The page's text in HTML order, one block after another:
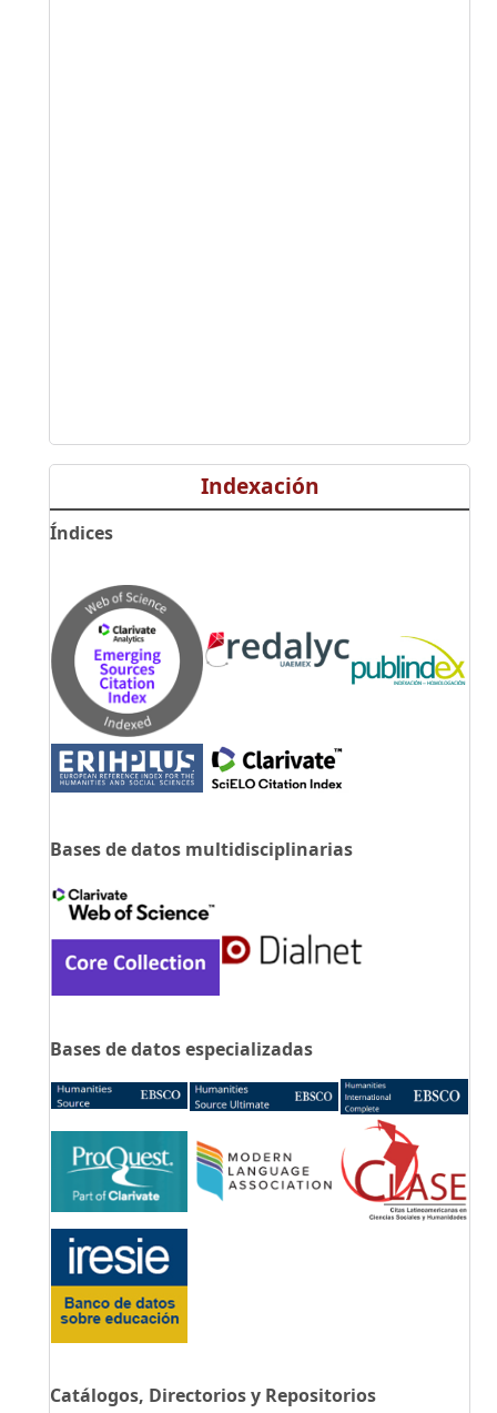
Indexación
Índices
Bases de datos multidisciplinarias
Bases de datos especializadas
Catálogos, Directorios y Repositorios